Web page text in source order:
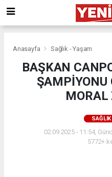
Anasayfa Sağlık - Yaşam
BAŞKAN
ŞAMPİYONU
MORAL
02.09.2025 - 11:54,
5772+